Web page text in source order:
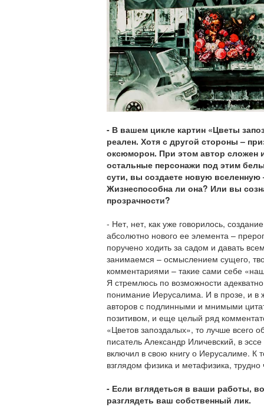
- В вашем цикле картин «Цветы
реален. Хотя с другой стороны –
оксюморон. При этом автор сложен
остальные персонажи под этим
сути, вы создаете новую вселенную
Жизнеспособна ли она? Или вы
прозрачности?
- Нет, нет, как уже говорилось,
абсолютно нового ее элемента –
поручено ходить за садом и давать
занимаемся – осмыслением сущего,
комментариями – такие сами себе
Я стремлюсь по возможности
понимание Иерусалима. И в прозе, и в
авторов с подлинными и мнимыми
позитивом, и еще целый ряд
«Цветов запоздалых», то лучше всего
писатель Александр Иличевский, в эссе
включил в свою книгу о Иерусалиме. К
взглядом физика и метафизика, трудно
- Если вглядеться в ваши работы,
разглядеть ваш собственный лик.